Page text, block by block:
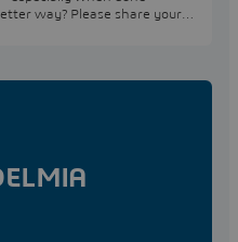
way? Please share your